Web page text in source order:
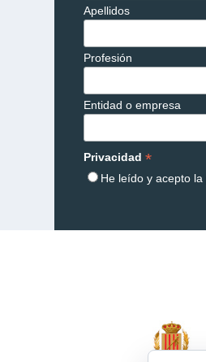
Apellidos
Profesión
Entidad o empresa
Privacidad*
He leído y acepto la